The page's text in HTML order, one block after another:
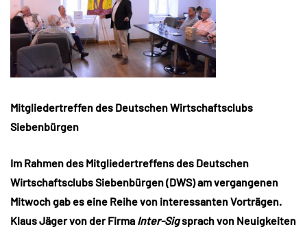
Mitgliedertreffen des Deutschen Wirtschaftsclubs
Siebenbürgen
Im Rahmen des Mitgliedertreffens des Deutschen
Wirtschaftsclubs Siebenbürgen (DWS) am vergangenen
Mitwoch gab es eine Reihe von interessanten Vorträgen.
Klaus Jäger von der Firma Inter-Sigsprach von Neuigkeiten